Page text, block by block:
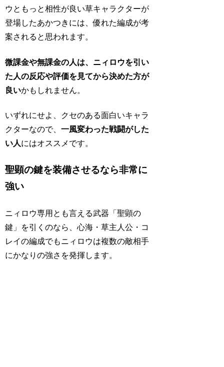
ウともっと相性が良い草キャラクターが
登場したあかつきには、優れた編成が考
案されると思われます。
微課金や無課金の人は、ニィロウを引い
た人の反応や評価を見てから決めた方が
良いかもしれません。
いずれにせよ、クセのある面白いキャラ
クターなので、一風変わった戦闘がした
い人にはオススメです。
聖顕の鍵を装備させるなら非常に
強い
ニィロウ専用とも言える武器「聖顕の
鍵」を引くのなら、心海・草主人公・コ
レイの編成でもニィロウは複数の敵相手
にかなりの強さを発揮します。